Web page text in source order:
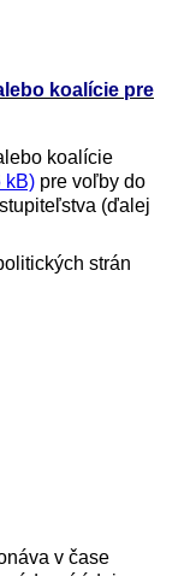
koalície pre
koalície
kB)pre voľby do
(ďalej
strán
v čase